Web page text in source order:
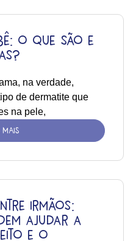
o que são e
na verdade,
de dermatite que
na pele,
MAIS
irmãos:
ajudar a
e o